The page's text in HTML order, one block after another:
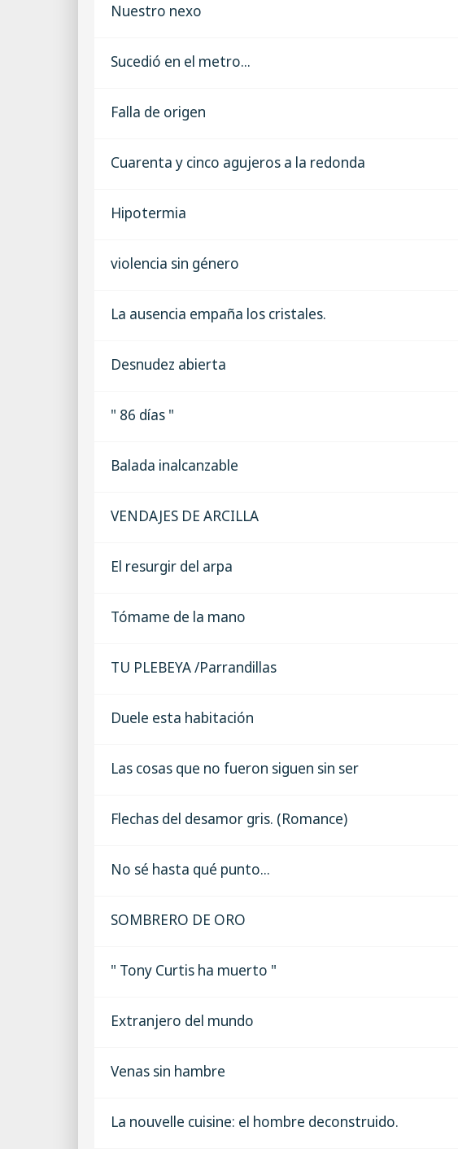
Nuestro nexo
Sucedió en el metro...
Falla de origen
Cuarenta y cinco agujeros a la redonda
Hipotermia
violencia sin género
La ausencia empaña los cristales.
Desnudez abierta
" 86 días "
Balada inalcanzable
VENDAJES DE ARCILLA
El resurgir del arpa
Tómame de la mano
TU PLEBEYA /Parrandillas
Duele esta habitación
Las cosas que no fueron siguen sin ser
Flechas del desamor gris. (Romance)
No sé hasta qué punto...
SOMBRERO DE ORO
" Tony Curtis ha muerto "
Extranjero del mundo
Venas sin hambre
La nouvelle cuisine: el hombre deconstruido.